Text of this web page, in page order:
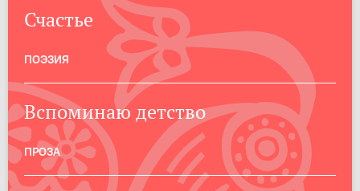
Счастье
ПОЭЗИЯ
Вспоминаю детство
ПРОЗА